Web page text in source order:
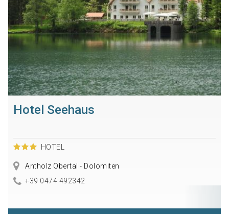
Hotel Seehaus
HOTEL
Antholz Obertal - Dolomiten
+39 0474 492342